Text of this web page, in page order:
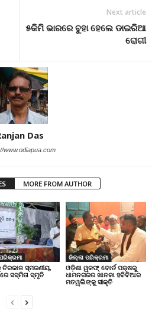
Next article
୫କିମି ଭାରରେ ବୁହା ହେଲେ ଡାଇରିଆ
ରୋଗୀ
Das
www.odiapua.com
MORE FROM AUTHOR
ଚିରକାଳ ସ୍ମରଣୀୟ,
ସସ୍ମିତା ସ୍ମୃତି
ଜିଲ୍ଲା ପରିକ୍ରମା
ଓଡ଼ିଶା ୱକଫ୍ ବୋର୍ଡ ପକ୍ଷରୁ
ଧାମନଗରର ଖାନକା ହବିବିଆର
ମତୱଲିଙ୍କୁ ସୀକୃତି